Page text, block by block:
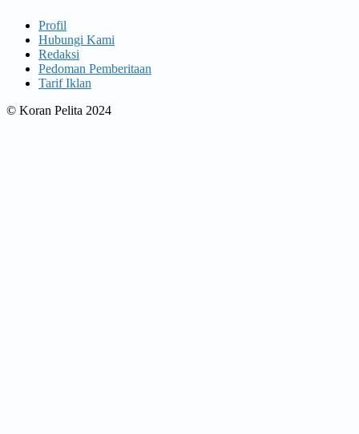
Profil
Hubungi Kami
Redaksi
Pedoman Pemberitaan
Tarif Iklan
© Koran Pelita 2024